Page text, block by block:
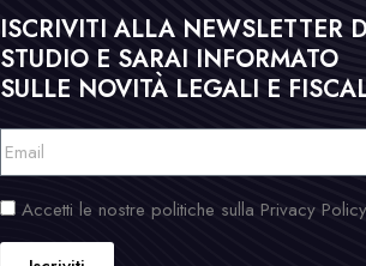
ISCRIVITI ALLA NEWSLETTER
STUDIO E SARAI INFORMATO
SULLE NOVITÀ LEGALI E
Accetti le nostre politiche sulla Privacy Policy